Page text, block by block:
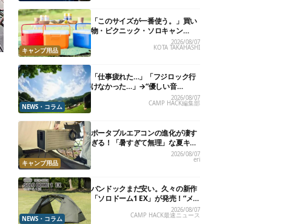
キャンプ用品
「このサイズが一番使う。」買い
物・ピクニック・ソロキャン
に“ちょうどいい”小型クーラーボ
ックス13選
2026/08/07
KOTA TAKAHASHI
NEWS・コラム
「仕事疲れた…」「フジロック行
けなかった…」→“優しい音
楽”と“大きな自然”で治癒。まだ間
に合います。
2026/08/07
CAMP HACK編集部
キャンプ用品
ポータブルエアコンの進化が凄す
ぎる！「暑すぎて無理」な夏キャ
ンプを激変させる最新5選2026/08/07
eri
NEWS・コラム
バンドックまだ安い。久々の新作
「ソロドーム1 EX」が発売！“メ
ッシュインナー”だけでも使える
よ【防災も◎】
2026/08/07
CAMP HACK最速ニュース